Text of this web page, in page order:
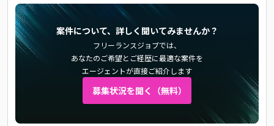
案件について、詳しく聞いてみませんか？
フリーランスジョブでは、
あなたのご希望とご経歴に最適な案件を
エージェントが直接ご紹介します
募集状況を聞く（無料）